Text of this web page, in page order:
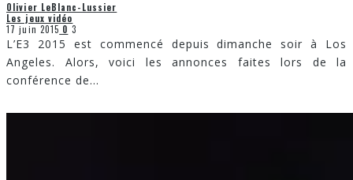
Olivier LeBlanc-Lussier
Les jeux vidéo
17 juin 2015 0 3
L’E3 2015 est commencé depuis dimanche soir à Los
Angeles. Alors, voici les annonces faites lors de la
conférence de...